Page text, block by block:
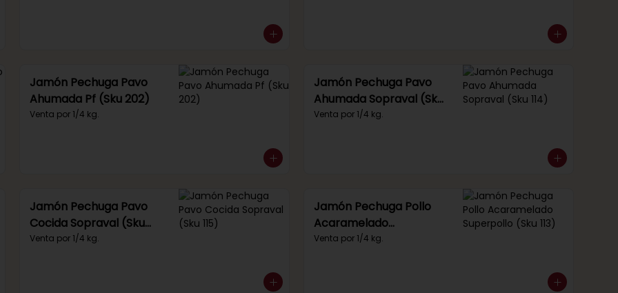
Jamón Pechuga Pavo
Ahumada Pf (Sku 202)
Venta por 1/4 kg.
Jamón Pechuga Pavo
Ahumada Sopraval (Sku
114)
Venta por 1/4 kg.
Jamón Pechuga Pavo
Cocida Sopraval (Sku
115)
Venta por 1/4 kg.
Jamón Pechuga Pollo
Acaramelado
Superpollo (Sku 113)
Venta por 1/4 kg.